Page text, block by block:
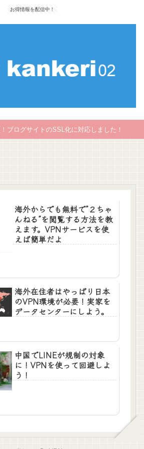
お得情報を配信中！
ブログサイトのSSL化に対応しました！
海外からでも無料で”２ちゃ
んねる”を閲覧する方法を教
えます。VPNサービスを使
えば簡単だよ
海外在住者はやっぱり日本
のVPN環境が必要！実家を
データセンターにしよう。
中国でLINEが規制の対象
に！VPNを使って回避しよ
う！